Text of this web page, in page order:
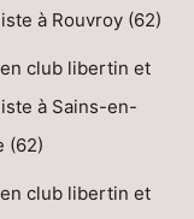
à Rouvroy (62)
club libertin et
à Sains-en-
(62)
club libertin et